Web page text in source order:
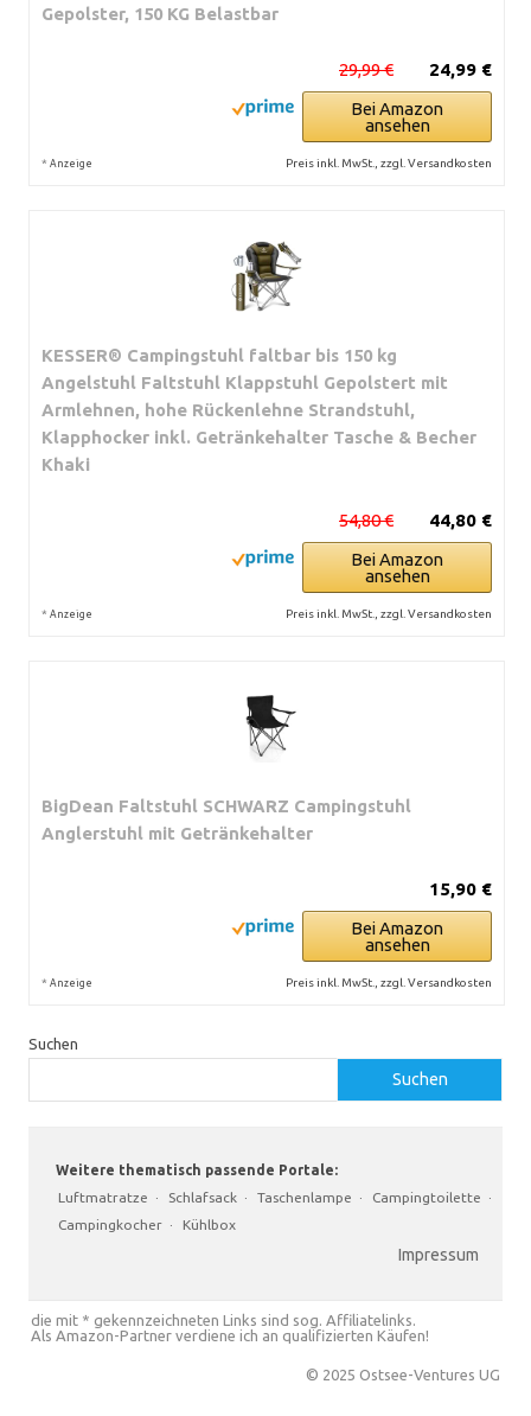
Gepolster, 150 KG Belastbar
24,99 €
29,99 €
Bei Amazon
ansehen
* Anzeige Preis inkl. MwSt., zzgl. Versandkosten
KESSER® Campingstuhl faltbar bis 150 kg
Angelstuhl Faltstuhl Klappstuhl Gepolstert mit
Armlehnen, hohe Rückenlehne Strandstuhl,
Klapphocker inkl. Getränkehalter Tasche & Becher
Khaki
44,80 €
54,80 €
Bei Amazon
ansehen
* Anzeige Preis inkl. MwSt., zzgl. Versandkosten
BigDean Faltstuhl SCHWARZ Campingstuhl
Anglerstuhl mit Getränkehalter
15,90 €
Bei Amazon
ansehen
* Anzeige Preis inkl. MwSt., zzgl. Versandkosten
Suchen
Suchen
Weitere thematisch passende Portale:
Luftmatratze · Schlafsack · Taschenlampe · Campingtoilette ·
Campingkocher · Kühlbox
Impressum
die mit * gekennzeichneten Links sind sog. Affiliatelinks.
Als Amazon-Partner verdiene ich an qualifizierten Käufen!
© 2025 Ostsee-Ventures UG